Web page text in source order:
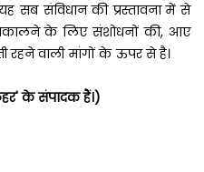
सब संविधान की प्रस्तावना में से
के लिए संशोधनों की, आए
रहने वाली मांगों के ऊपर से है।
के संपादक हैं।)